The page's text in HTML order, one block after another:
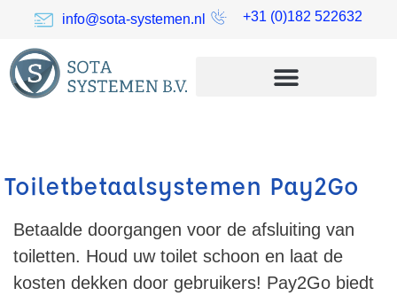
info@sota-systemen.nl +31 (0)182 522632
Toiletbetaalsystemen Pay2Go
Betaalde doorgangen voor de afsluiting van
toiletten. Houd uw toilet schoon en laat de
kosten dekken door gebruikers! Pay2Go biedt